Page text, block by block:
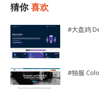
猜你喜欢
#大盘鸡
#独服